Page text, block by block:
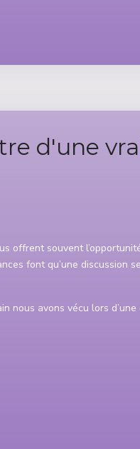
d'une
offrent souvent
font qu’une discussion
nous avons vécu lors